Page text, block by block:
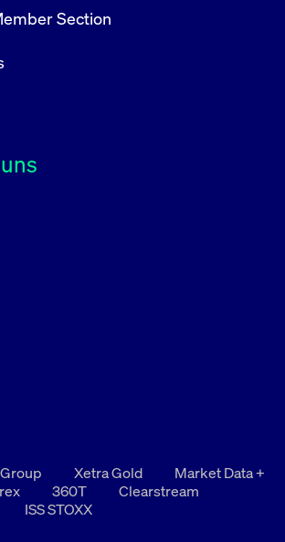
Section
Xetra Gold
Market Data +
360T
Clearstream
ISS STOXX